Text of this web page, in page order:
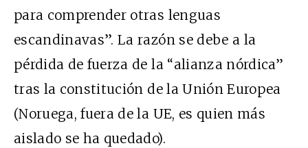
para comprender otras lenguas
escandinavas”. La razón se debe a la
pérdida de fuerza de la “alianza nórdica”
tras la constitución de la Unión Europea
(Noruega, fuera de la UE, es quien más
aislado se ha quedado).